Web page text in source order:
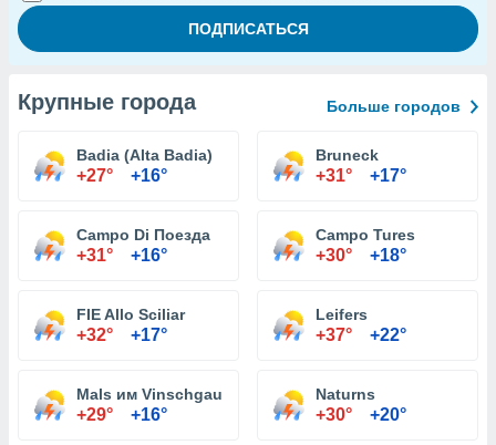
Крупные города Больше городов
Badia (Alta Badia)
+27° +16°
Bruneck
+31° +17°
Campo Di Поезда
+31° +16°
Campo Tures
+30° +18°
FIE Allo Sciliar
+32° +17°
Leifers
+37° +22°
Mals им Vinschgau
+29° +16°
Naturns
+30° +20°